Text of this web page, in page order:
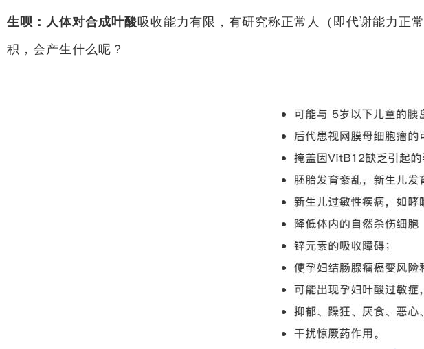
生呗：人体对合成叶酸吸收能力有限，有研究称正常人（即代谢能力正
积，会产生什么呢？